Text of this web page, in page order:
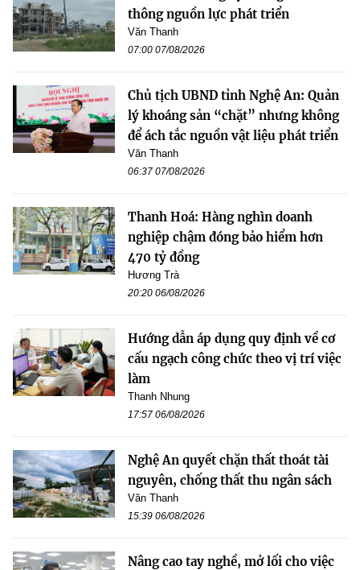
thông nguồn lực phát triển
Văn Thanh
07:00 07/08/2026
Chủ tịch UBND tỉnh Nghệ An: Quản
lý khoáng sản “chặt” nhưng không
để ách tắc nguồn vật liệu phát triển
Văn Thanh
06:37 07/08/2026
Thanh Hoá: Hàng nghìn doanh
nghiệp chậm đóng bảo hiểm hơn
470 tỷ đồng
Hương Trà
20:20 06/08/2026
Hướng dẫn áp dụng quy định về cơ
cấu ngạch công chức theo vị trí việc
làm
Thanh Nhung
17:57 06/08/2026
Nghệ An quyết chặn thất thoát tài
nguyên, chống thất thu ngân sách
Văn Thanh
15:39 06/08/2026
Nâng cao tay nghề, mở lối cho việc